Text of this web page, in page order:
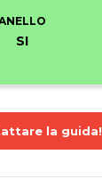
SI
la guida!